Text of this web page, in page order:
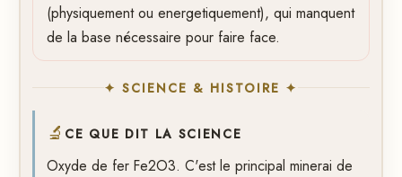
(physiquement ou energetiquement), qui manquent
de la base nécessaire pour faire face.
✦ SCIENCE & HISTOIRE ✦
🔬 CE QUE DIT LA SCIENCE
Oxyde de fer Fe2O3. C'est le principal minerai de